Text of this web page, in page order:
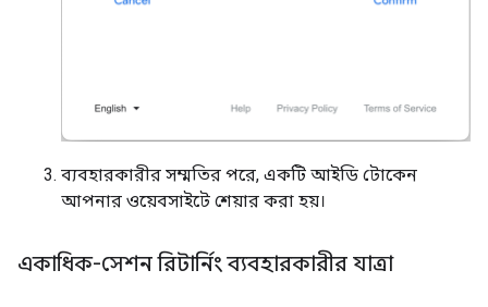
ব্যবহারকারীর সম্মতির পরে, একটি আইডি টোকেন
আপনার ওয়েবসাইটে শেয়ার করা হয়।
একাধিক-সেশন রিটার্নিং ব্যবহারকারীর যাত্রা